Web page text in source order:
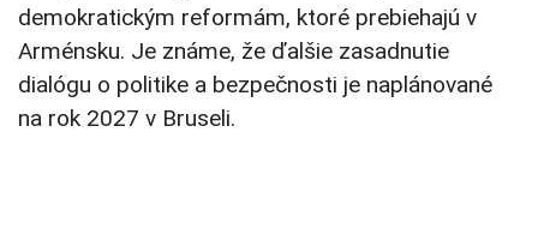
demokratickým reformám, ktoré prebiehajú v
Arménsku. Je známe, že ďalšie zasadnutie
dialógu o politike a bezpečnosti je naplánované
na rok 2027 v Bruseli.